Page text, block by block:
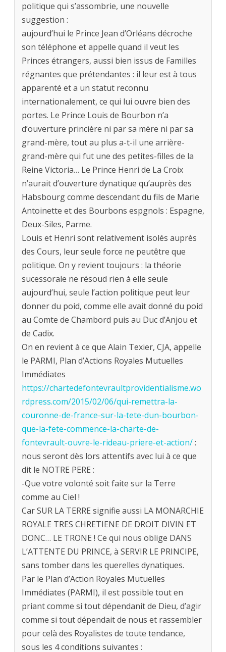
politique qui s’assombrie, une nouvelle
suggestion :
aujourd’hui le Prince Jean d’Orléans décroche
son téléphone et appelle quand il veut les
Princes étrangers, aussi bien issus de Familles
régnantes que prétendantes : il leur est à tous
apparenté et a un statut reconnu
internationalement, ce qui lui ouvre bien des
portes. Le Prince Louis de Bourbon n’a
d’ouverture princière ni par sa mère ni par sa
grand-mère, tout au plus a-t-il une arrière-
grand-mère qui fut une des petites-filles de la
Reine Victoria… Le Prince Henri de La Croix
n’aurait d’ouverture dynatique qu’auprès des
Habsbourg comme descendant du fils de Marie
Antoinette et des Bourbons espgnols : Espagne,
Deux-Siles, Parme.
Louis et Henri sont relativement isolés auprès
des Cours, leur seule force ne peutêtre que
politique. On y revient toujours : la théorie
sucessorale ne résoud rien à elle seule
aujourd’hui, seule l’action politique peut leur
donner du poid, comme elle avait donné du poid
au Comte de Chambord puis au Duc d’Anjou et
de Cadix.
On en revient à ce que Alain Texier, CJA, appelle
le PARMI, Plan d’Actions Royales Mutuelles
Immédiates
https://chartedefontevraultprovidentialisme.wo
rdpress.com/2015/02/06/qui-remettra-la-
couronne-de-france-sur-la-tete-dun-bourbon-
que-la-fete-commence-la-charte-de-
fontevrault-ouvre-le-rideau-priere-et-action/:
nous seront dès lors attentifs avec lui à ce que
dit le NOTRE PERE :
-Que votre volonté soit faite sur la Terre
comme au Ciel !
Car SUR LA TERRE signifie aussi LA MONARCHIE
ROYALE TRES CHRETIENE DE DROIT DIVIN ET
DONC… LE TRONE ! Ce qui nous oblige DANS
L’ATTENTE DU PRINCE, à SERVIR LE PRINCIPE,
sans tomber dans les querelles dynatiques.
Par le Plan d’Action Royales Mutuelles
Immédiates (PARMI), il est possible tout en
priant comme si tout dépendanit de Dieu, d’agir
comme si tout dépendait de nous et rassembler
pour celà des Royalistes de toute tendance,
sous les 4 conditions suivantes :